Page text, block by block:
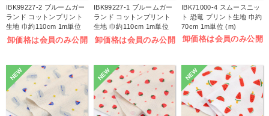
IBK99227-2 ブルームガー
ランド コットンプリント
生地 巾約110cm 1m単位
(m)
卸価格は会員のみ公開
IBK99227-1 ブルームガー
ランド コットンプリント
生地 巾約110cm 1m単位
(m)
卸価格は会員のみ公開
IBK71000-4 スムースニッ
ト 恐竜 プリント生地 巾約
70cm 1m単位 (m)
卸価格は会員のみ公開
NEW NEW NEW